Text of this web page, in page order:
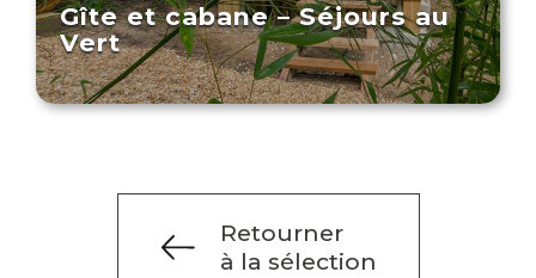
Gîte et cabane – Séjours au
Vert
Retourner
à la sélection